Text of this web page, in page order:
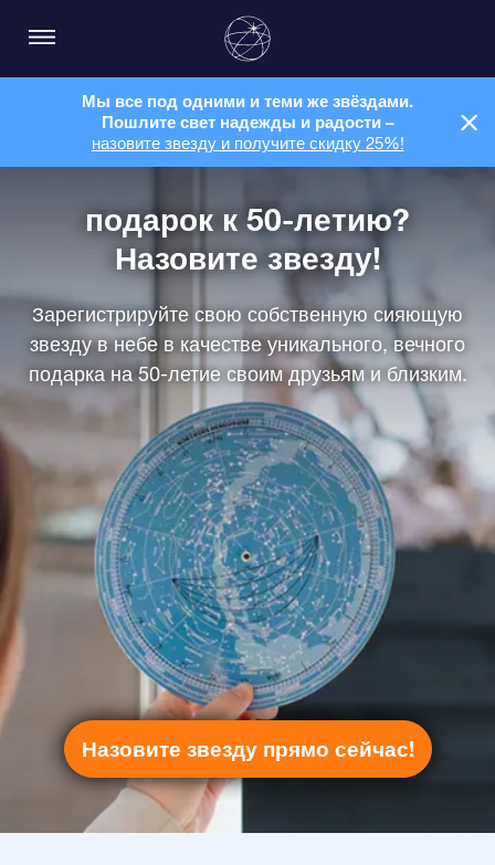
Мы все под одними и теми же звёздами.
Пошлите свет надежды и радости –
назовите звезду и получите скидку 25%!
подарок к 50-летию?
Назовите звезду!
Зарегистрируйте свою собственную сияющую
звезду в небе в качестве уникального, вечного
подарка на 50-летие своим друзьям и близким.
Назовите звезду прямо сейчас!